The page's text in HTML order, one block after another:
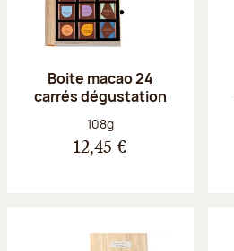
Boite macao 24
carrés dégustation
Poids net :
108g
12,45 €